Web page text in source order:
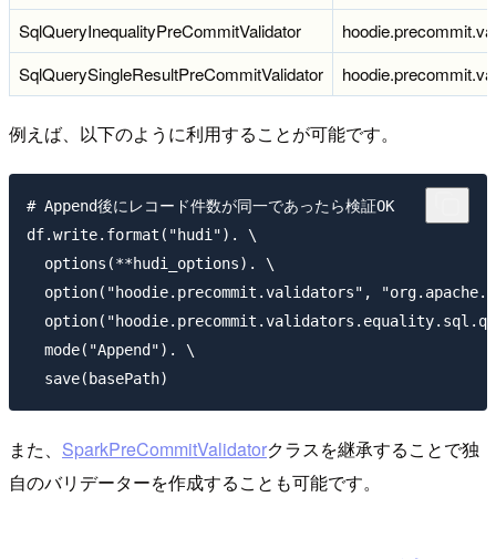
SqlQueryInequalityPreCommitValidator
SqlQuerySingleResultPreCommitValidator
例えば、以下のように利用することが可能です。
# Append後にレコード件数が同一であったら検証OK
df.write.format("hudi"). \
  options(**hudi_options). \
option("hoodie.precommit.validators",
  mode("Append"). \
また、 SparkPreCommitValidatorクラスを継承することで独
自のバリデーターを作成することも可能です。